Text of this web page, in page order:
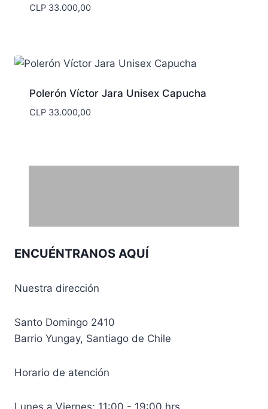
CLP33.000,00
Polerón Víctor Jara Unisex Capucha
CLP33.000,00
ENCUÉNTRANOS AQUÍ
Nuestra dirección
Santo Domingo 2410
Barrio Yungay, Santiago de Chile
Horario de atención